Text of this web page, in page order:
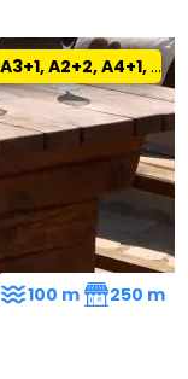
A3+1, A2+2, A4+1, A5+0
100 m 250 m